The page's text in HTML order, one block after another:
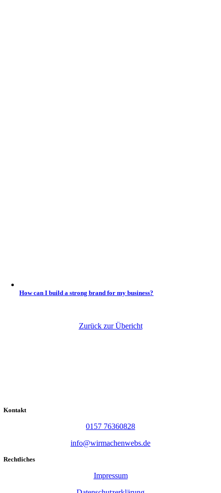
How can I build a strong brand for my business?
Zurück zur Übericht
Kontakt
0157 76360828
info@wirmachenwebs.de
Rechtliches
Impressum